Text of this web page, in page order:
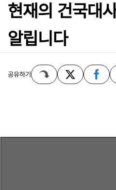
현재의 건국대
알립니다
공유하기